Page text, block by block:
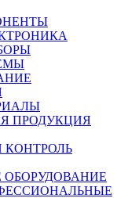
ПРОДУКЦИЯ
ОБОРУДОВАНИЕ